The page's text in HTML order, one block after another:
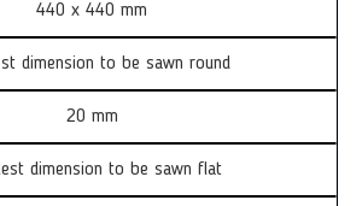
440 x 440 mm
dimension to be sawn round
20 mm
dimension to be sawn flat